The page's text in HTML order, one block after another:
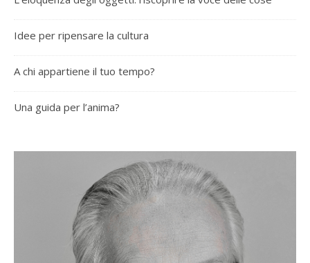
Idee per ripensare la cultura
A chi appartiene il tuo tempo?
Una guida per l’anima?